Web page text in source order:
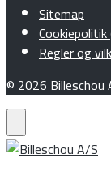
Sitemap
Cookiepolitik
Regler og
© 2026 Billeschou